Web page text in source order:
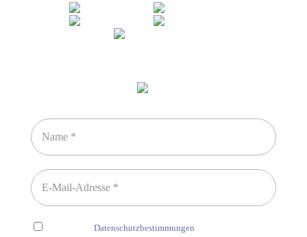
Datenschutzbestimmungen